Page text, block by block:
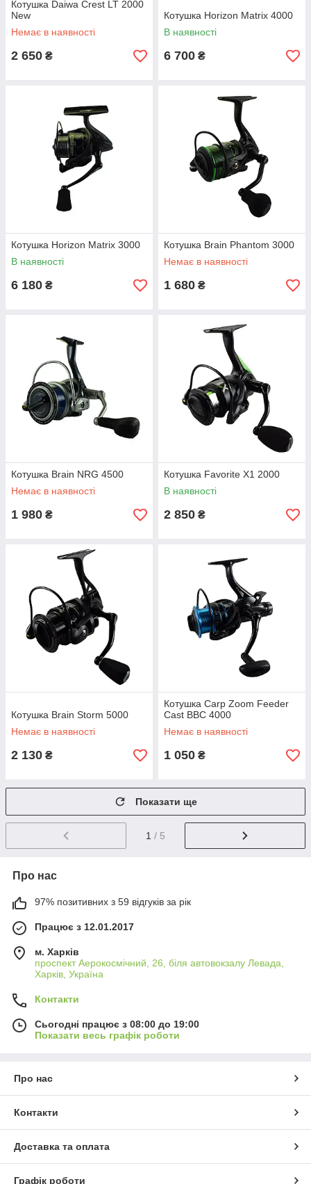
Котушка Daiwa Crest LT 2000
New
Немає в наявності
2 650 ₴
Котушка Horizon Matrix 4000
В наявності
6 700 ₴
Котушка Horizon Matrix 3000
В наявності
6 180 ₴
Котушка Brain Phantom 3000
Немає в наявності
1 680 ₴
Котушка Brain NRG 4500
Немає в наявності
1 980 ₴
Котушка Favorite X1 2000
В наявності
2 850 ₴
Котушка Brain Storm 5000
Немає в наявності
2 130 ₴
Котушка Carp Zoom Feeder
Cast BBC 4000
Немає в наявності
1 050 ₴
Показати ще
1 / 5
Про нас
97% позитивних з 59 відгуків за рік
Працює з 12.01.2017
м. Харків
проспект Аерокосмічний, 26, біля автовокзалу Левада,
Харків, Україна
Контакти
Сьогодні працює з 08:00 до 19:00
Показати весь графік роботи
Про нас
Контакти
Доставка та оплата
Графік роботи